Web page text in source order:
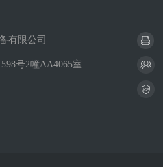
有限公司
号2幢AA4065室